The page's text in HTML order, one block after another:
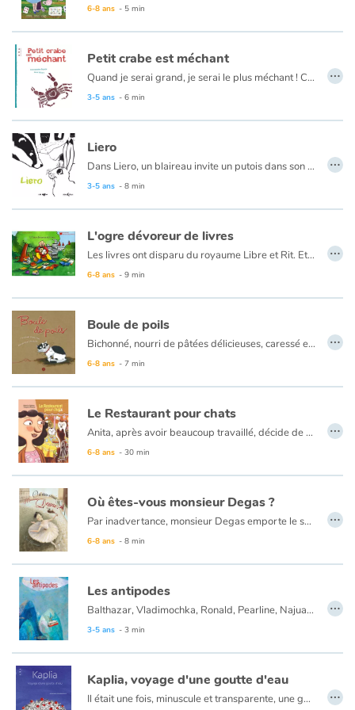
Ce livre est aussi disponible en anglais :
6-8 ans - 5 min
Petit crabe est méchant
Quand je serai grand, je serai le plus méchant ! C'est ce que dit toujours Petit Crabe. Il est tout petit, il a des pinces rikiki, mais à chaque fois que quelqu'un passe à côté de lui, ziq, ziq, ziq, il le pince. Jusqu’au jour où...
3-5 ans - 6 min
…
Liero
Dans Liero, un blaireau invite un putois dans son terrier.
3-5 ans - 8 min
…
L'ogre dévoreur de livres
Les livres ont disparu du royaume Libre et Rit. Et si l’ogre les avait volés ? Le Prince offre une récompense à celui qui les ramènera. Mais qui osera affronter le terrible dévoreur de livres ?
6-8 ans - 9 min
…
Boule de poils
Bichonné, nourri de pâtées délicieuses, caressé et adulé par tous les membres de la famille, sans oublier le chien sympathique. La vie de ce pauvre chat est vraiment dure !
6-8 ans - 7 min
…
Le Restaurant pour chats
Anita, après avoir beaucoup travaillé, décide de réaliser le rêve de sa vie : ouvrir un restaurant pour chats. Tous les matous très huppés des environs se retrouvent avec leurs maîtresses dans ce lieu tendance pour déguster une cuisine raffinée. Mais un jour, un affreux bonhomme, sale et mal élevé, squatte un garage abandonné, juste en face du restaurant chic d’Anita, et semble mijoter une bien étrange affaire… Pour Anita les ennuis ne font que commencer.
6-8 ans - 30 min
…
Où êtes-vous monsieur Degas ?
Par inadvertance, monsieur Degas emporte le sac d'une danseuse à la place du sien. En essayant de le retrouver, celle-ci va rencontrer tour à tour Caillebotte, Monnet, Renoir et Mary Cassatt.
6-8 ans - 8 min
…
Les antipodes
Balthazar, Vladimochka, Ronald, Pearline, Najuat, Mitsuko et Ryad vivent dans les quatre coins du monde, « aux antipodes » les uns des autres. Ils ne se connaissent pas. Pourtant le lecteur, lui, à travers les images et le texte qui lui présentent leurs portraits, découvre leur existence, leur visage, leur caractère, et voit à quel point ils sont différents, même opposés, dans leurs goûts, leurs intérêts, leurs sensibilités. À partir de là, il peut imaginer toutes les rencontres, toutes les aventures possibles.
3-5 ans - 3 min
…
Kaplia, voyage d'une goutte d'eau
Il était une fois, minuscule et transparente, une goutte d'eau nommée Kaplia... Ceci est l'histoire de son voyage à travers les saisons. …